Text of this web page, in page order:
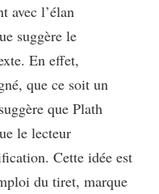
avec l’élan
suggère le
En effet,
que ce soit un
que Plath
le lecteur
Cette idée est
du tiret, marque